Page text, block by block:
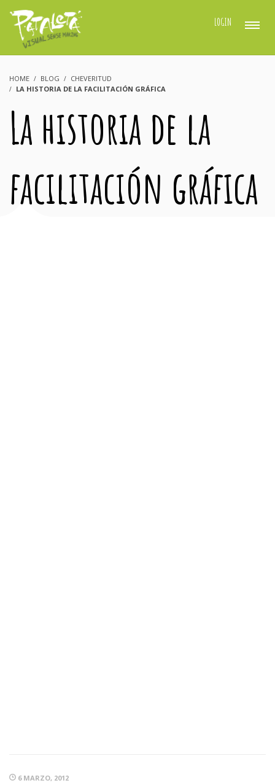
LOGIN
HOME BLOG
CHEVERITUD
LA HISTORIA DE LA FACILITACIÓN GRÁFICA
La historia de la
facilitación gráfica
6 MARZO, 2012